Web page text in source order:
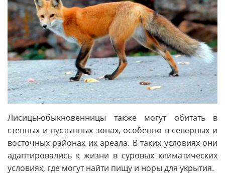
Лисицы-обыкновенницы также могут обитать в
степных и пустынных зонах, особенно в северных и
восточных районах их ареала. В таких условиях они
адаптировались к жизни в суровых климатических
условиях, где могут найти пищу и норы для укрытия.